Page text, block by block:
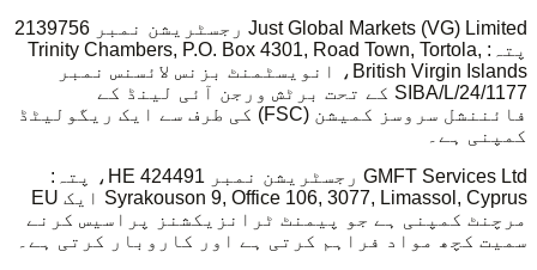
Just Global Markets (VG) Limited رجسٹریشن نمبر 2139756
پتہ: Trinity Chambers, P.O. Box 4301, Road Town, Tortola,
British Virgin Islands، انویسٹمنٹ بزنس لائسنس نمبر
SIBA/L/24/1177 کے تحت برٹش ورجن آئی لینڈ کے
فائننشل سروسز کمیشن (FSC) کی طرف سے ایک ریگولیٹڈ
کمپنی ہے۔
GMFT Services Ltd رجسٹریشن نمبر HE 424491، پتہ:
Syrakouson 9, Office 106, 3077, Limassol, Cyprus ایک EU
مرچنٹ کمپنی ہے جو پیمنٹ ٹرانزیکشنز پراسیس کرنے
سمیت کچھ مواد فراہم کرتی ہے اور کاروبار کرتی ہے۔